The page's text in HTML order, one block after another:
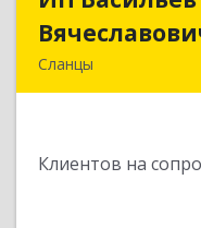
Сланцы
Клиентов на